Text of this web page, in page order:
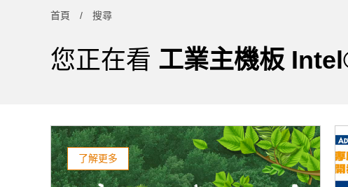
電腦平台
周邊應用組件
授權軟體與研華課程
首頁 搜尋
您正在看 工業主機板
了解更多